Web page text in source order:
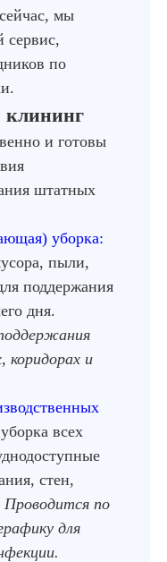
мы
сервис,
по
и готовы
штатных
уборка:
пыли,
поддержания
дня.
коридорах и
всех
стен,
Проводится по
для